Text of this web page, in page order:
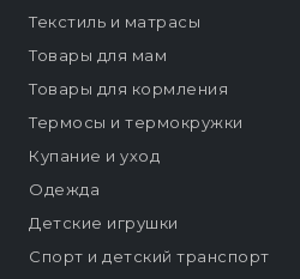
Текстиль и матрасы
Товары для мам
Товары для кормления
Термосы и термокружки
Купание и уход
Одежда
Детские игрушки
Спорт и детский транспорт